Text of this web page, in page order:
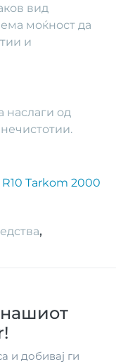
вид
моќност да
и
наслаги од
Tarkom 2000
,
и добивај ги